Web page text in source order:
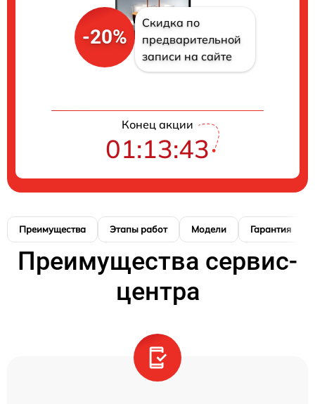
-20%
Скидка по
предварительной
записи на сайте
Конец акции
01:13:42
Преимущества Этапы работ Модели Гарантия
Преимущества сервис-
центра